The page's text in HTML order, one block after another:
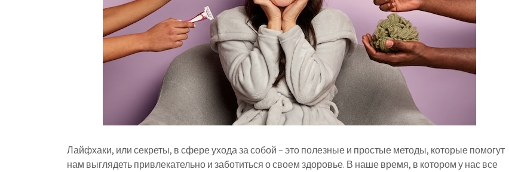
Лайфхаки, или секреты, в сфере ухода за собой – это полезные и простые методы, которые помогут
нам выглядеть привлекательно и заботиться о своем здоровье. В наше время, в котором у нас все